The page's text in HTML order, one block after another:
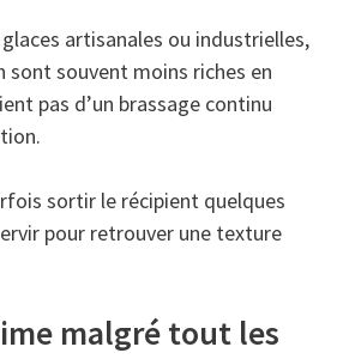
artisanales ou industrielles,
sont souvent moins riches en
pas d’un brassage continu
sortir le récipient quelques
pour retrouver une texture
malgré tout les